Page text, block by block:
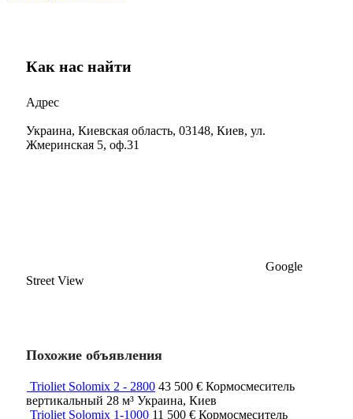
Как нас найти
Адрес
Украина, Киевская область, 03148, Киев, ул.
Жмеринская 5, оф.31
Google
Street View
Похожие объявления
Trioliet Solomix 2 - 2800 43 500 € Кормосмеситель
вертикальный 28 м³ Украина, Киев
Trioliet Solomix 1-1000 11 500 € Кормосмеситель